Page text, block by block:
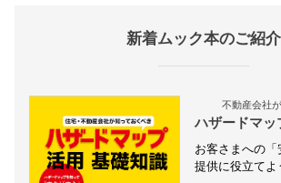
新着ムック本のご紹介
不動産会社
ハザードマッ
お客さまへの
提供に役立てよ